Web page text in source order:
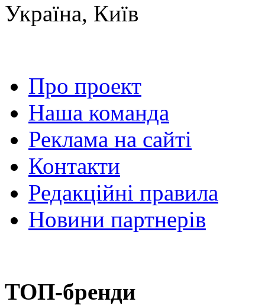
Україна, Київ
Про проект
Наша команда
Реклама на сайті
Контакти
Редакційні правила
Новини партнерів
ТОП-бренди